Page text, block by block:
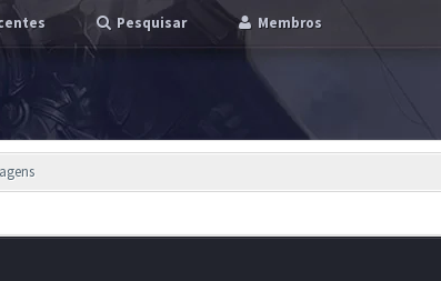
Pesquisar Membros